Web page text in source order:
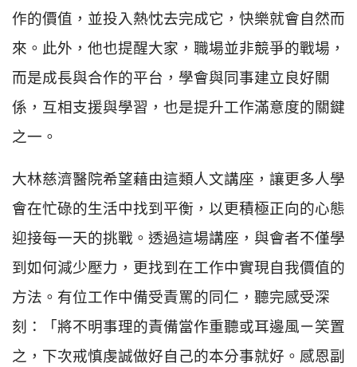
作的價值，並投入熱忱去完成它，快樂就會自然而
來。此外，他也提醒大家，職場並非競爭的戰場，
而是成長與合作的平台，學會與同事建立良好關
係，互相支援與學習，也是提升工作滿意度的關鍵
之一。
大林慈濟醫院希望藉由這類人文講座，讓更多人學
會在忙碌的生活中找到平衡，以更積極正向的心態
迎接每一天的挑戰。透過這場講座，與會者不僅學
到如何減少壓力，更找到在工作中實現自我價值的
方法。有位工作中備受責罵的同仁，聽完感受深
刻：「將不明事理的責備當作重聽或耳邊風ㄧ笑置
之，下次戒慎虔誠做好自己的本分事就好。感恩副